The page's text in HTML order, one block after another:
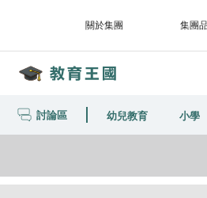
關於集團 集團
討論區 幼兒教育 小學